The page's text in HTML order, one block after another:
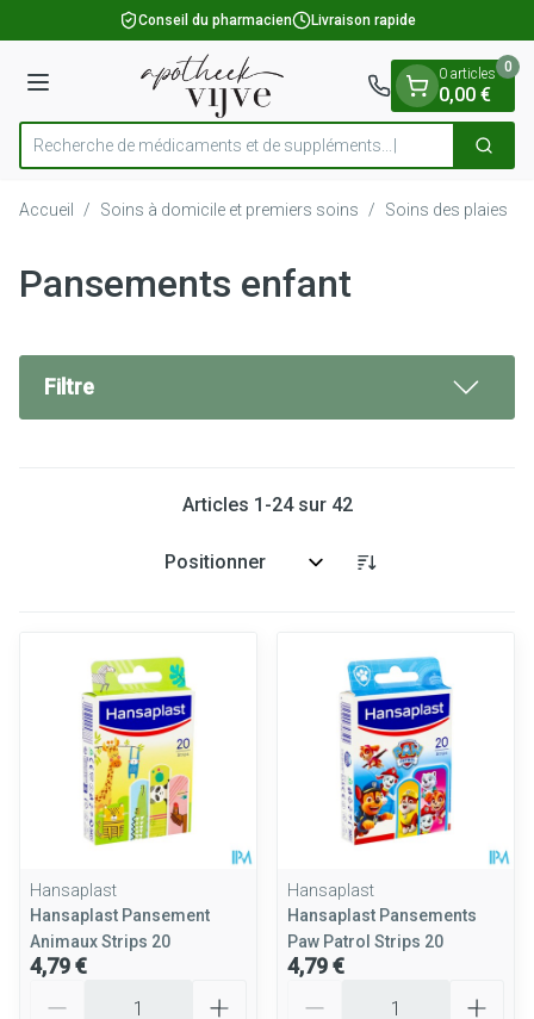
Aller au contenu
1 de 1Conseil du pharmacien Livraison rapide
Menu
Rechercher
Recherche de médicaments et de suppléments...
0 articles
0,00 €
0
Accueil / Soins à domicile et premiers soins / Soins des plaies
Pansements enfant
Filtre
Articles 1 -24sur 42
Trier par:
Hansaplast
Hansaplast Pansement
Animaux Strips 20
4,79 €
Hansaplast
Hansaplast Pansements
Paw Patrol Strips 20
4,79 €